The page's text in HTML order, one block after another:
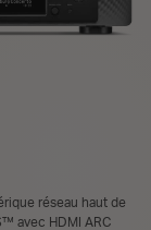
réseau haut de
avec HDMI ARC